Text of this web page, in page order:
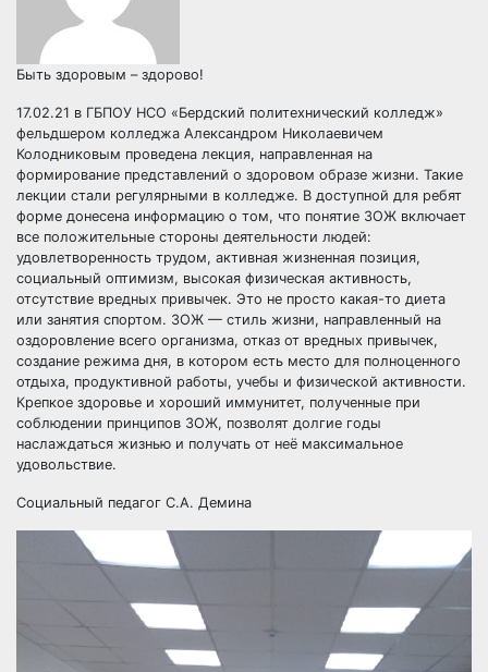
Быть здоровым – здорово!
17.02.21 в ГБПОУ НСО «Бердский политехнический колледж»
фельдшером колледжа Александром Николаевичем
Колодниковым проведена лекция, направленная на
формирование представлений о здоровом образе жизни. Такие
лекции стали регулярными в колледже. В доступной для ребят
форме донесена информацию о том, что понятие ЗОЖ включает
все положительные стороны деятельности людей:
удовлетворенность трудом, активная жизненная позиция,
социальный оптимизм, высокая физическая активность,
отсутствие вредных привычек. Это не просто какая-то диета
или занятия спортом. ЗОЖ — стиль жизни, направленный на
оздоровление всего организма, отказ от вредных привычек,
создание режима дня, в котором есть место для полноценного
отдыха, продуктивной работы, учебы и физической активности.
Крепкое здоровье и хороший иммунитет, полученные при
соблюдении принципов ЗОЖ, позволят долгие годы
наслаждаться жизнью и получать от неё максимальное
удовольствие.
Социальный педагог С.А. Демина